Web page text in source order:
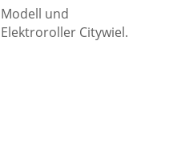
Modell und
Elektroroller Citywiel.